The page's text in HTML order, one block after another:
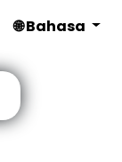
🌐 Bahasa